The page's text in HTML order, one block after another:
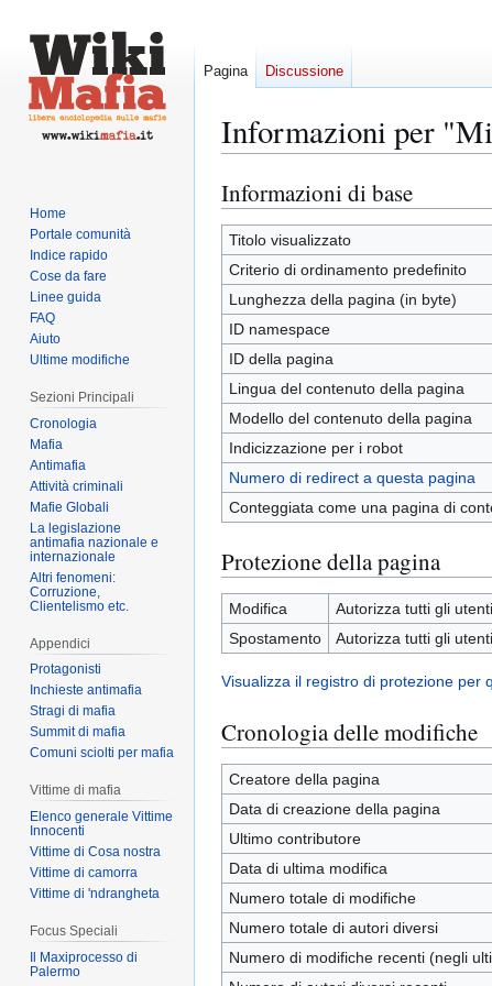
Informazioni per
Vai
alla
navigazione
Vai
alla
ricerca
Informazioni di base
Titolo visualizzato
Criterio di ordinamento predefinito
Lunghezza della pagina (in byte)
ID namespace
ID della pagina
Lingua del contenuto della pagina
Modello del contenuto della pagina
Indicizzazione per i robot
Numero di redirect a questa pagina
Conteggiata come una pagina di
Protezione della pagina
Modifica
Autorizza tutti gli
Spostamento
Autorizza tutti gli
Visualizza il registro di protezione per
Cronologia delle modifiche
Creatore della pagina
Data di creazione della pagina
Ultimo contributore
Data di ultima modifica
Numero totale di modifiche
Numero totale di autori diversi
Numero di modifiche recenti (negli
Pagina Discussione
Home
Portale comunità
Indice rapido
Cose da fare
Linee guida
FAQ
Aiuto
Ultime modifiche
Sezioni Principali
Cronologia
Mafia
Antimafia
Attività criminali
Mafie Globali
La legislazione
antimafia nazionale e
internazionale
Altri fenomeni:
Corruzione,
Clientelismo etc.
Appendici
Protagonisti
Inchieste antimafia
Stragi di mafia
Summit di mafia
Comuni sciolti per mafia
Vittime di mafia
Elenco generale Vittime
Innocenti
Vittime di Cosa nostra
Vittime di camorra
Vittime di 'ndrangheta
Focus Speciali
Il Maxiprocesso di
Palermo